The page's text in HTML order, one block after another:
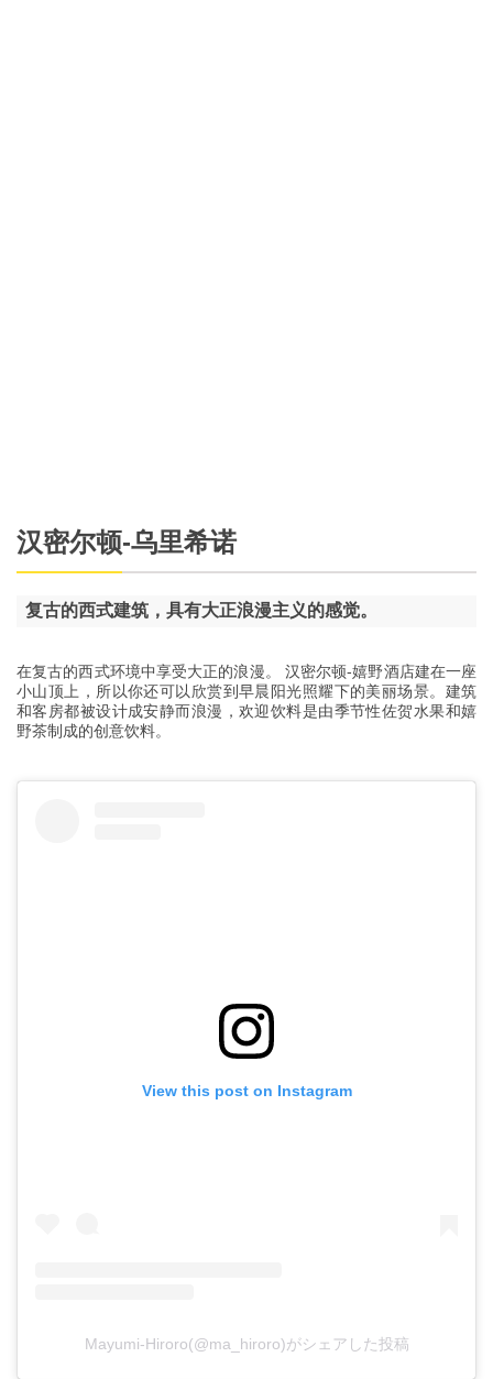
汉密尔顿-乌里希诺
复古的西式建筑，具有大正浪漫主义的感觉。
在复古的西式环境中享受大正的浪漫。 汉密尔顿-嬉野酒店建在一座
小山顶上，所以你还可以欣赏到早晨阳光照耀下的美丽场景。建筑
和客房都被设计成安静而浪漫，欢迎饮料是由季节性佐贺水果和嬉
野茶制成的创意饮料。
View this post on Instagram
Mayumi-Hiroro(@ma_hiroro)がシェアした投稿